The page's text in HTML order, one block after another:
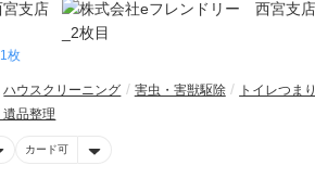
枚
ハウスクリーニング 害虫・害獣駆除
トイレつま
遺品整理
カード可